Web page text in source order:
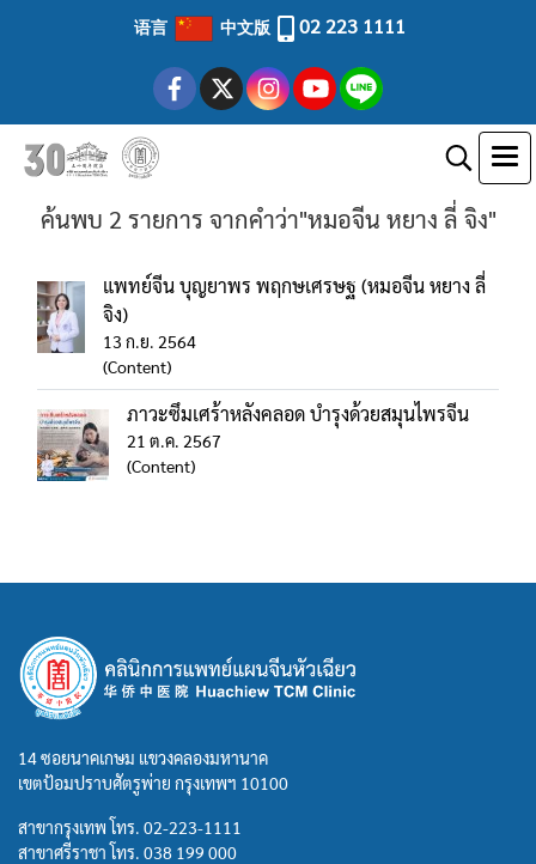
语言 中文版 02 223 1111
ค้นพบ 2 รายการ จากคำว่า"หมอจีน หยาง ลี่ จิง"
แพทย์จีน บุญยาพร พฤกษเศรษฐ (หมอจีน หยาง ลี่
จิง)
13 ก.ย. 2564
(Content)
ภาวะซึมเศร้าหลังคลอด บำรุงด้วยสมุนไพรจีน
21 ต.ค. 2567
(Content)
14 ซอยนาคเกษม แขวงคลองมหานาค
เขตป้อมปราบศัตรูพ่าย กรุงเทพฯ 10100
สาขากรุงเทพ โทร. 02-223-1111
สาขาศรีราชา โทร. 038 199 000